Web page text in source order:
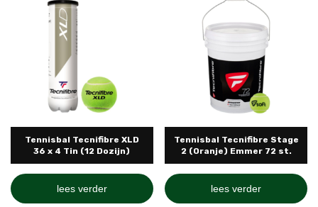
Tennisbal Tecnifibre XLD
36 x 4 Tin (12 Dozijn)
lees verder
Tennisbal Tecnifibre Stage
2 (Oranje) Emmer 72 st.
lees verder